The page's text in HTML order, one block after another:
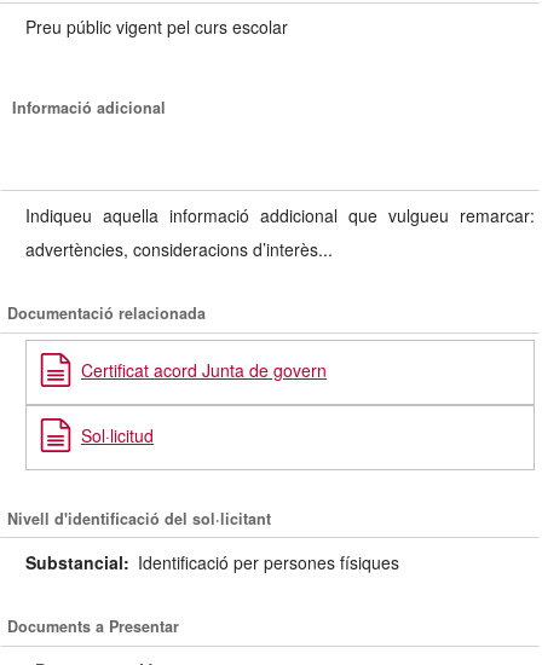
Preu públic vigent pel curs escolar
Informació adicional
Indiqueu aquella informació addicional que vulgueu remarcar:
advertències, consideracions d’interès...
Documentació relacionada
Certificat acord Junta de govern
Sol·licitud
Nivell d'identificació del sol·licitant
Substancial: Identificació per persones físiques
Documents a Presentar